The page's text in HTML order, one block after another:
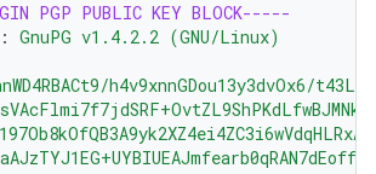
PGP PUBLIC KEY BLOCK-----
: GnuPG v1.4.2.2 (GNU/Linux)
h4v9xnnGDou13y3dvOx6/